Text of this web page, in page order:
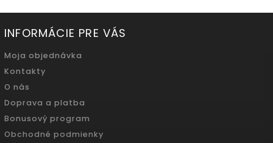
INFORMÁCIE PRE VÁS
Moja objednávka
Kontakty
O nás
Doprava a platba
Bonusový program
Obchodné podmienky